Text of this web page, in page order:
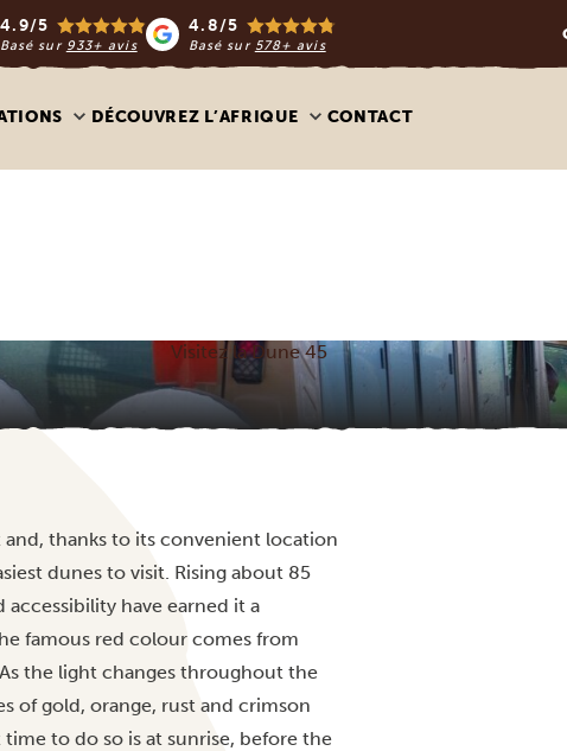
4.9/5
Basé sur 933+ avis
4.8/5
Basé sur 578+ avis
DÉCOUVREZ L’AFRIQUE CONTACT
Visitez la Dune 45
thanks to its convenient location
dunes to visit. Rising about 85
have earned it a
famous red colour comes from
the light changes throughout the
of gold, orange, rust and crimson
to do so is at sunrise, before the